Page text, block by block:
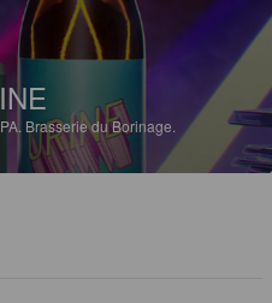
Brasserie du Borinage.